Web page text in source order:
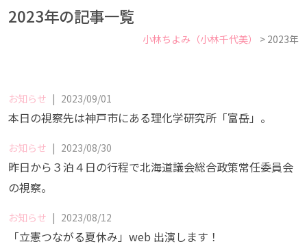
2023年の記事一覧
小林ちよみ（小林千代美） > 2023年
お知らせ | 2023/09/01
本日の視察先は神戸市にある理化学研究所「富岳」。
お知らせ | 2023/08/30
昨日から３泊４日の行程で北海道議会総合政策常任委員会
の視察。
お知らせ | 2023/08/12
「立憲つながる夏休み」web 出演します！